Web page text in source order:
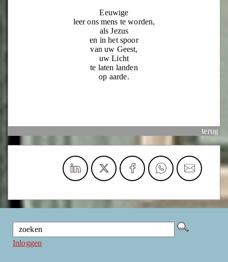
Eeuwige
leer ons mens te worden,
als Jezus
en in het spoor
van uw Geest,
uw Licht
te laten landen
op aarde.
terug
Inloggen